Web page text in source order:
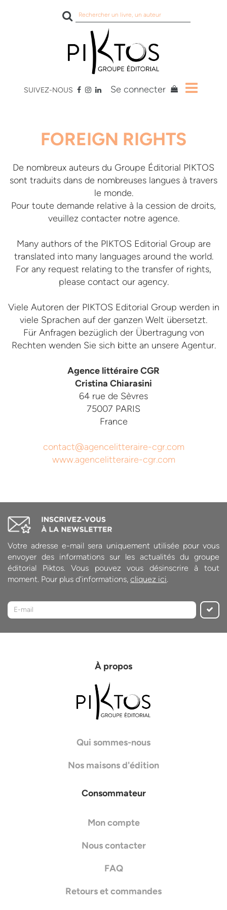
Rechercher
sur
site
SUIVEZ-NOUS Se connecter
FOREIGN RIGHTS
De nombreux auteurs du Groupe Éditorial PIKTOS
sont traduits dans de nombreuses langues à travers
le monde.
Pour toute demande relative à la cession de droits,
veuillez contacter notre agence.
Many authors of the PIKTOS Editorial Group are
translated into many languages around the world.
For any request relating to the transfer of rights,
please contact our agency.
Viele Autoren der PIKTOS Editorial Group werden in
viele Sprachen auf der ganzen Welt übersetzt.
Für Anfragen bezüglich der Übertragung von
Rechten wenden Sie sich bitte an unsere Agentur.
Agence littéraire CGR
Cristina Chiarasini
64 rue de Sèvres
75007 PARIS
France
contact@agencelitteraire-cgr.com
www.agencelitteraire-cgr.com
Votre adresse e-mail sera uniquement utilisée pour vous
envoyer des informations sur les actualités du groupe
éditorial Piktos. Vous pouvez vous désinscrire à tout
moment. Pour plus d'informations, cliquez ici
À propos
Qui sommes-nous
Nos maisons d'édition
Consommateur
Mon compte
Nous contacter
FAQ
Retours et commandes